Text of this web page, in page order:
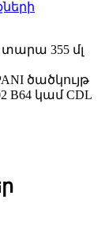
տարա 355 մլ
ծածկույթ
կամ CDL